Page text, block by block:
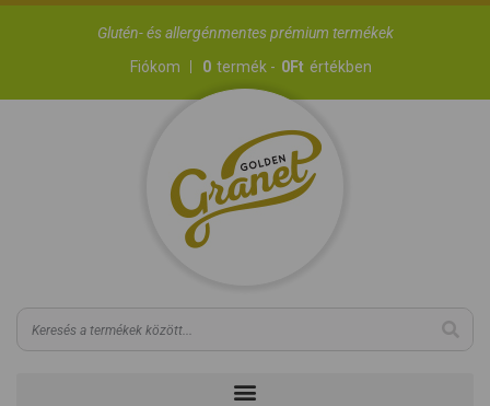
Glutén- és allergénmentes prémium termékek
Fiókom
0 termék - 0Ft értékben